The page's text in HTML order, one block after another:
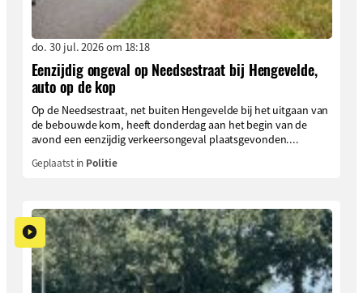
do. 30 jul. 2026 om 18:18
Eenzijdig ongeval op Needsestraat bij Hengevelde,
auto op de kop
Op de Needsestraat, net buiten Hengevelde bij het uitgaan van
de bebouwde kom, heeft donderdag aan het begin van de
avond een eenzijdig verkeersongeval plaatsgevonden....
Geplaatst in Politie